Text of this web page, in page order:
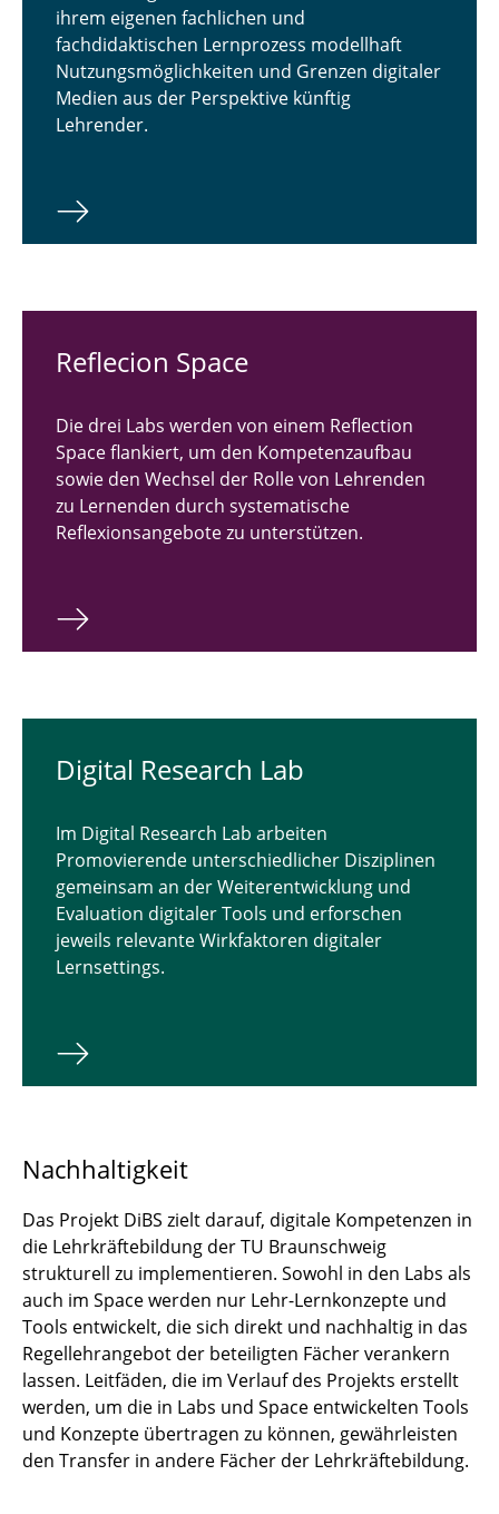
ihrem eigenen fachlichen und
fachdidaktischen Lernprozess modellhaft
Nutzungsmöglichkeiten und Grenzen digitaler
Medien aus der Perspektive künftig
Lehrender.
Reflecion Space
Die drei Labs werden von einem Reflection
Space flankiert, um den Kompetenzaufbau
sowie den Wechsel der Rolle von Lehrenden
zu Lernenden durch systematische
Reflexionsangebote zu unterstützen.
Digital Research Lab
Im Digital Research Lab arbeiten
Promovierende unterschiedlicher Disziplinen
gemeinsam an der Weiterentwicklung und
Evaluation digitaler Tools und erforschen
jeweils relevante Wirkfaktoren digitaler
Lernsettings.
Nachhaltigkeit
Das Projekt DiBS zielt darauf, digitale Kompetenzen in
die Lehrkräftebildung der TU Braunschweig
strukturell zu implementieren. Sowohl in den Labs als
auch im Space werden nur Lehr-Lernkonzepte und
Tools entwickelt, die sich direkt und nachhaltig in das
Regellehrangebot der beteiligten Fächer verankern
lassen. Leitfäden, die im Verlauf des Projekts erstellt
werden, um die in Labs und Space entwickelten Tools
und Konzepte übertragen zu können, gewährleisten
den Transfer in andere Fächer der Lehrkräftebildung.